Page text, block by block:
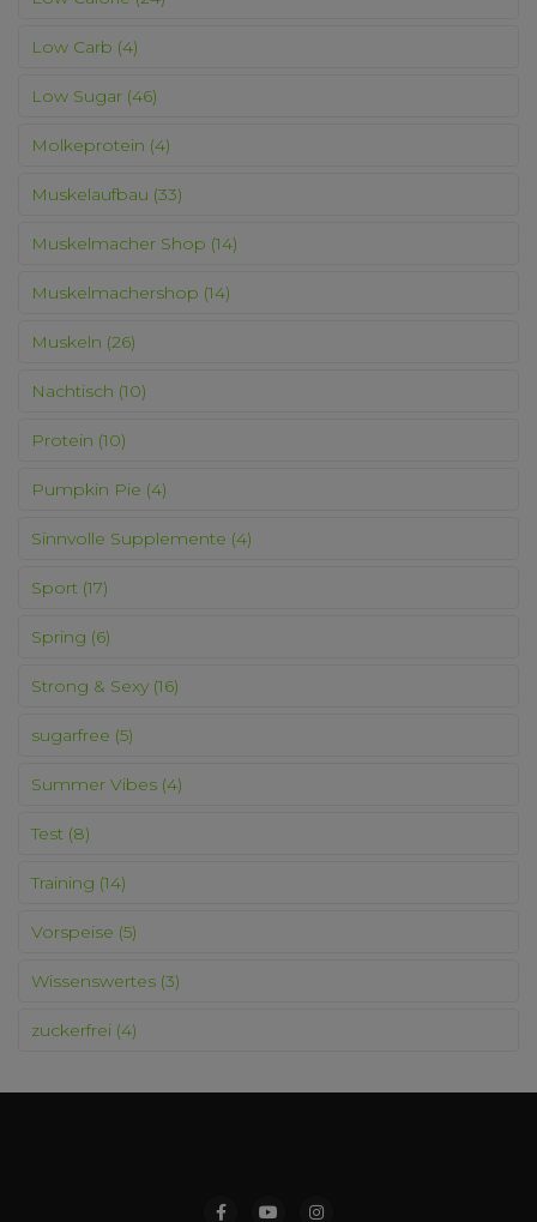
Low Carb (4)
Low Sugar (46)
Molkeprotein (4)
Muskelaufbau (33)
Muskelmacher Shop (14)
Muskelmachershop (14)
Muskeln (26)
Nachtisch (10)
Protein (10)
Pumpkin Pie (4)
Sinnvolle Supplemente (4)
Sport (17)
Spring (6)
Strong & Sexy (16)
sugarfree (5)
Summer Vibes (4)
Test (8)
Training (14)
Vorspeise (5)
Wissenswertes (3)
zuckerfrei (4)